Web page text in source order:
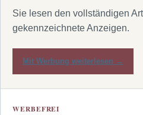
Sie lesen den vollständigen
gekennzeichnete Anzeigen.
Mit Werbung weiterlesen →
WERBEFREI